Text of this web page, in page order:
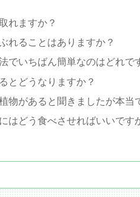
れますか？
れることはありますか？
でいちばん簡単なのはどれで
とどうなりますか？
物があると聞きましたが本当
はどう食べさせればいいです